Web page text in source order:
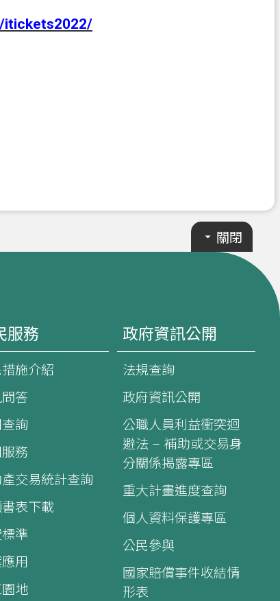
itickets2022/
關閉
服務
施介紹
答
詢
務
交易統計查詢
表下載
準
用
地
政府資訊公開
法規查詢
政府資訊公開
公職人員利益衝突迴
避法 – 補助或交易身
分關係揭露專區
重大計畫進度查詢
個人資料保護專區
公民參與
國家賠償事件收結情
形表